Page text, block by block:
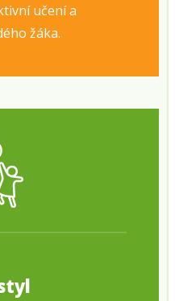
učení a
žáka.